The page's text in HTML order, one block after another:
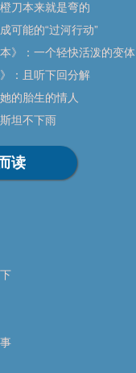
刀本来就是弯的
可能的“过河行动”
》：一个轻快活泼的变体
：且听下回分解
的胎生的情人
坦不下雨
读